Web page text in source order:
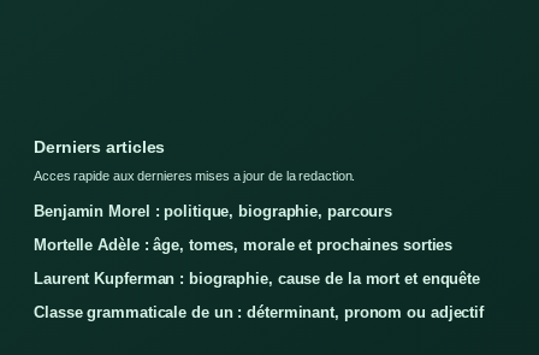
Derniers articles
Acces rapide aux dernieres mises a jour de la redaction.
Benjamin Morel : politique, biographie, parcours
Mortelle Adèle : âge, tomes, morale et prochaines sorties
Laurent Kupferman : biographie, cause de la mort et enquête
Classe grammaticale de un : déterminant, pronom ou adjectif